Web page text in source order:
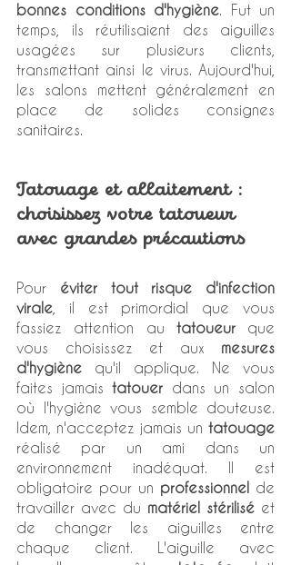
bonnes conditions d'hygiène. Fut un
temps, ils réutilisaient des aiguilles
usagées sur plusieurs clients,
transmettant ainsi le virus. Aujourd'hui,
les salons mettent généralement en
place de solides consignes
sanitaires.
Tatouage et allaitement :
choisissez votre tatoueur
avec grandes précautions
Pour éviter tout risque d'infection
virale , il est primordial que vous
fassiez attention au tatoueur que
vous choisissez et aux mesures
d'hygiène qu'il applique. Ne vous
faites jamais tatouer dans un salon
où l'hygiène vous semble douteuse.
Idem, n'acceptez jamais un tatouage
réalisé par un ami dans un
environnement inadéquat. Il est
obligatoire pour un professionnel de
travailler avec du matériel stérilisé et
de changer les aiguilles entre
chaque client. L'aiguille avec